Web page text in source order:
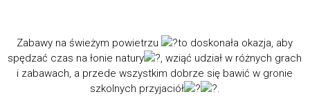
Zabawy na świeżym powietrzu
to doskonała okazja, aby
spędzać czas na łonie natury
, wziąć udział w różnych grach
i zabawach, a przede wszystkim dobrze się bawić w gronie
szkolnych przyjaciół
.